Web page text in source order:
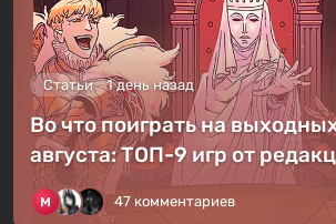
Статьи 1 день назад
Во что поиграть на
августа: ТОП-9 игр от
47 комментариев